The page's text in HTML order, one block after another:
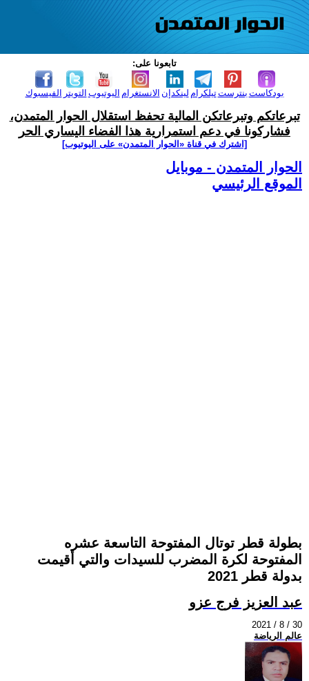
تابعونا على:
الفيسبوك التويتر اليوتيوب الانستغرام لينكدإن تيلكرامبنترست بودكاست
تبرعاتكم وتبرعاتكن المالية تحفظ استقلال الحوار المتمدن،
فشاركونا في دعم استمرارية هذا الفضاء اليساري الحر
[اشترك في قناة ‫«الحوار المتمدن» على اليوتيوب]
الحوار المتمدن - موبايل
الموقع الرئيسي
بطولة قطر توتال المفتوحة التاسعة عشره
المفتوحة لكرة المضرب للسيدات والتي أقيمت
بدولة قطر 2021
عبد العزيز فرج عزو
2021 / 8 / 30
عالم الرياضة